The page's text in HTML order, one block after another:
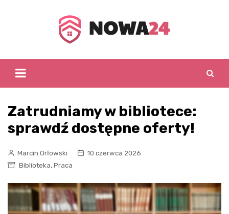
Zatrudniamy w bibliotece:
sprawdź dostępne oferty!
Marcin Orłowski
10 czerwca 2026
Biblioteka, Praca